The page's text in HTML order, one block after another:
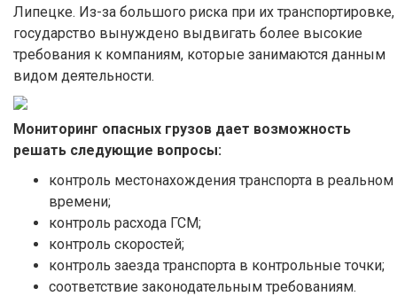
Липецке. Из-за большого риска при их транспортировке,
государство вынуждено выдвигать более высокие
требования к компаниям, которые занимаются данным
видом деятельности.
Мониторинг опасных грузов дает возможность
решать следующие вопросы:
контроль местонахождения транспорта в реальном
времени;
контроль расхода ГСМ;
контроль скоростей;
контроль заезда транспорта в контрольные точки;
соответствие законодательным требованиям.